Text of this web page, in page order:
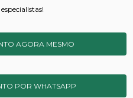
AGORA MESMO
POR WHATSAPP